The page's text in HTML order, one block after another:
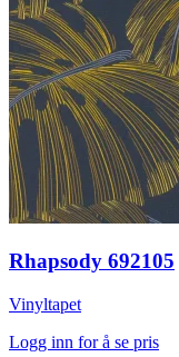
Rhapsody 692105
Vinyltapet
Logg inn for å se pris